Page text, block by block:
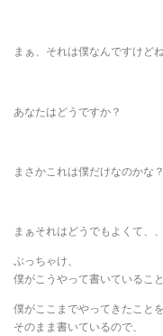
まぁ、それは僕なんですけどね
あなたはどうですか？
まさかこれは僕だけなのかな？
まぁそれはどうでもよくて、、
ぶっちゃけ、
僕がこうやって書いていること
僕がここまでやってきたことを
そのまま書いているので、